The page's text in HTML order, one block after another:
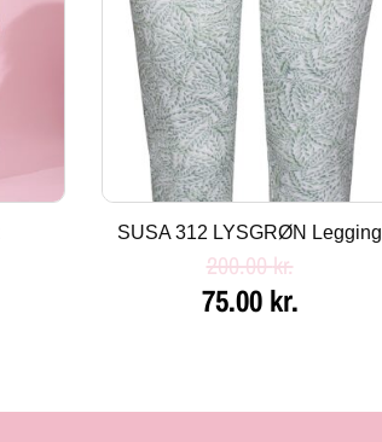
SUSA 312 LYSGRØN Legging
200.00kr.
75.00 kr.